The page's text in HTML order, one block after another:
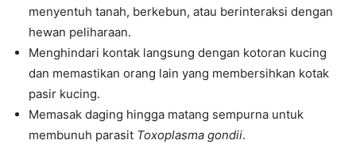
menyentuh tanah, berkebun, atau berinteraksi dengan
hewan peliharaan.
Menghindari kontak langsung dengan kotoran kucing
dan memastikan orang lain yang membersihkan kotak
pasir kucing.
Memasak daging hingga matang sempurna untuk
membunuh parasit Toxoplasma gondii.